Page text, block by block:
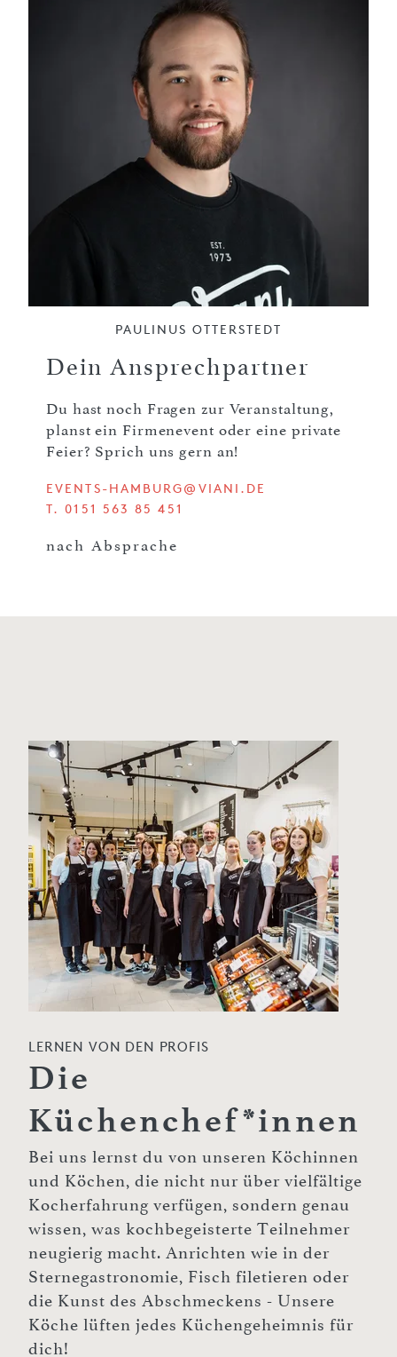
PAULINUS OTTERSTEDT
Dein Ansprechpartner
Du hast noch Fragen zur Veranstaltung,
planst ein Firmenevent oder eine private
Feier? Sprich uns gern an!
EVENTS-HAMBURG@VIANI.DE
T. 0151 563 85 451
nach Absprache
LERNEN VON DEN PROFIS
Die
Küchenchef*innen
Bei uns lernst du von unseren Köchinnen
und Köchen, die nicht nur über vielfältige
Kocherfahrung verfügen, sondern genau
wissen, was kochbegeisterte Teilnehmer
neugierig macht. Anrichten wie in der
Sternegastronomie, Fisch filetieren oder
die Kunst des Abschmeckens - Unsere
Köche lüften jedes Küchengeheimnis für
dich!